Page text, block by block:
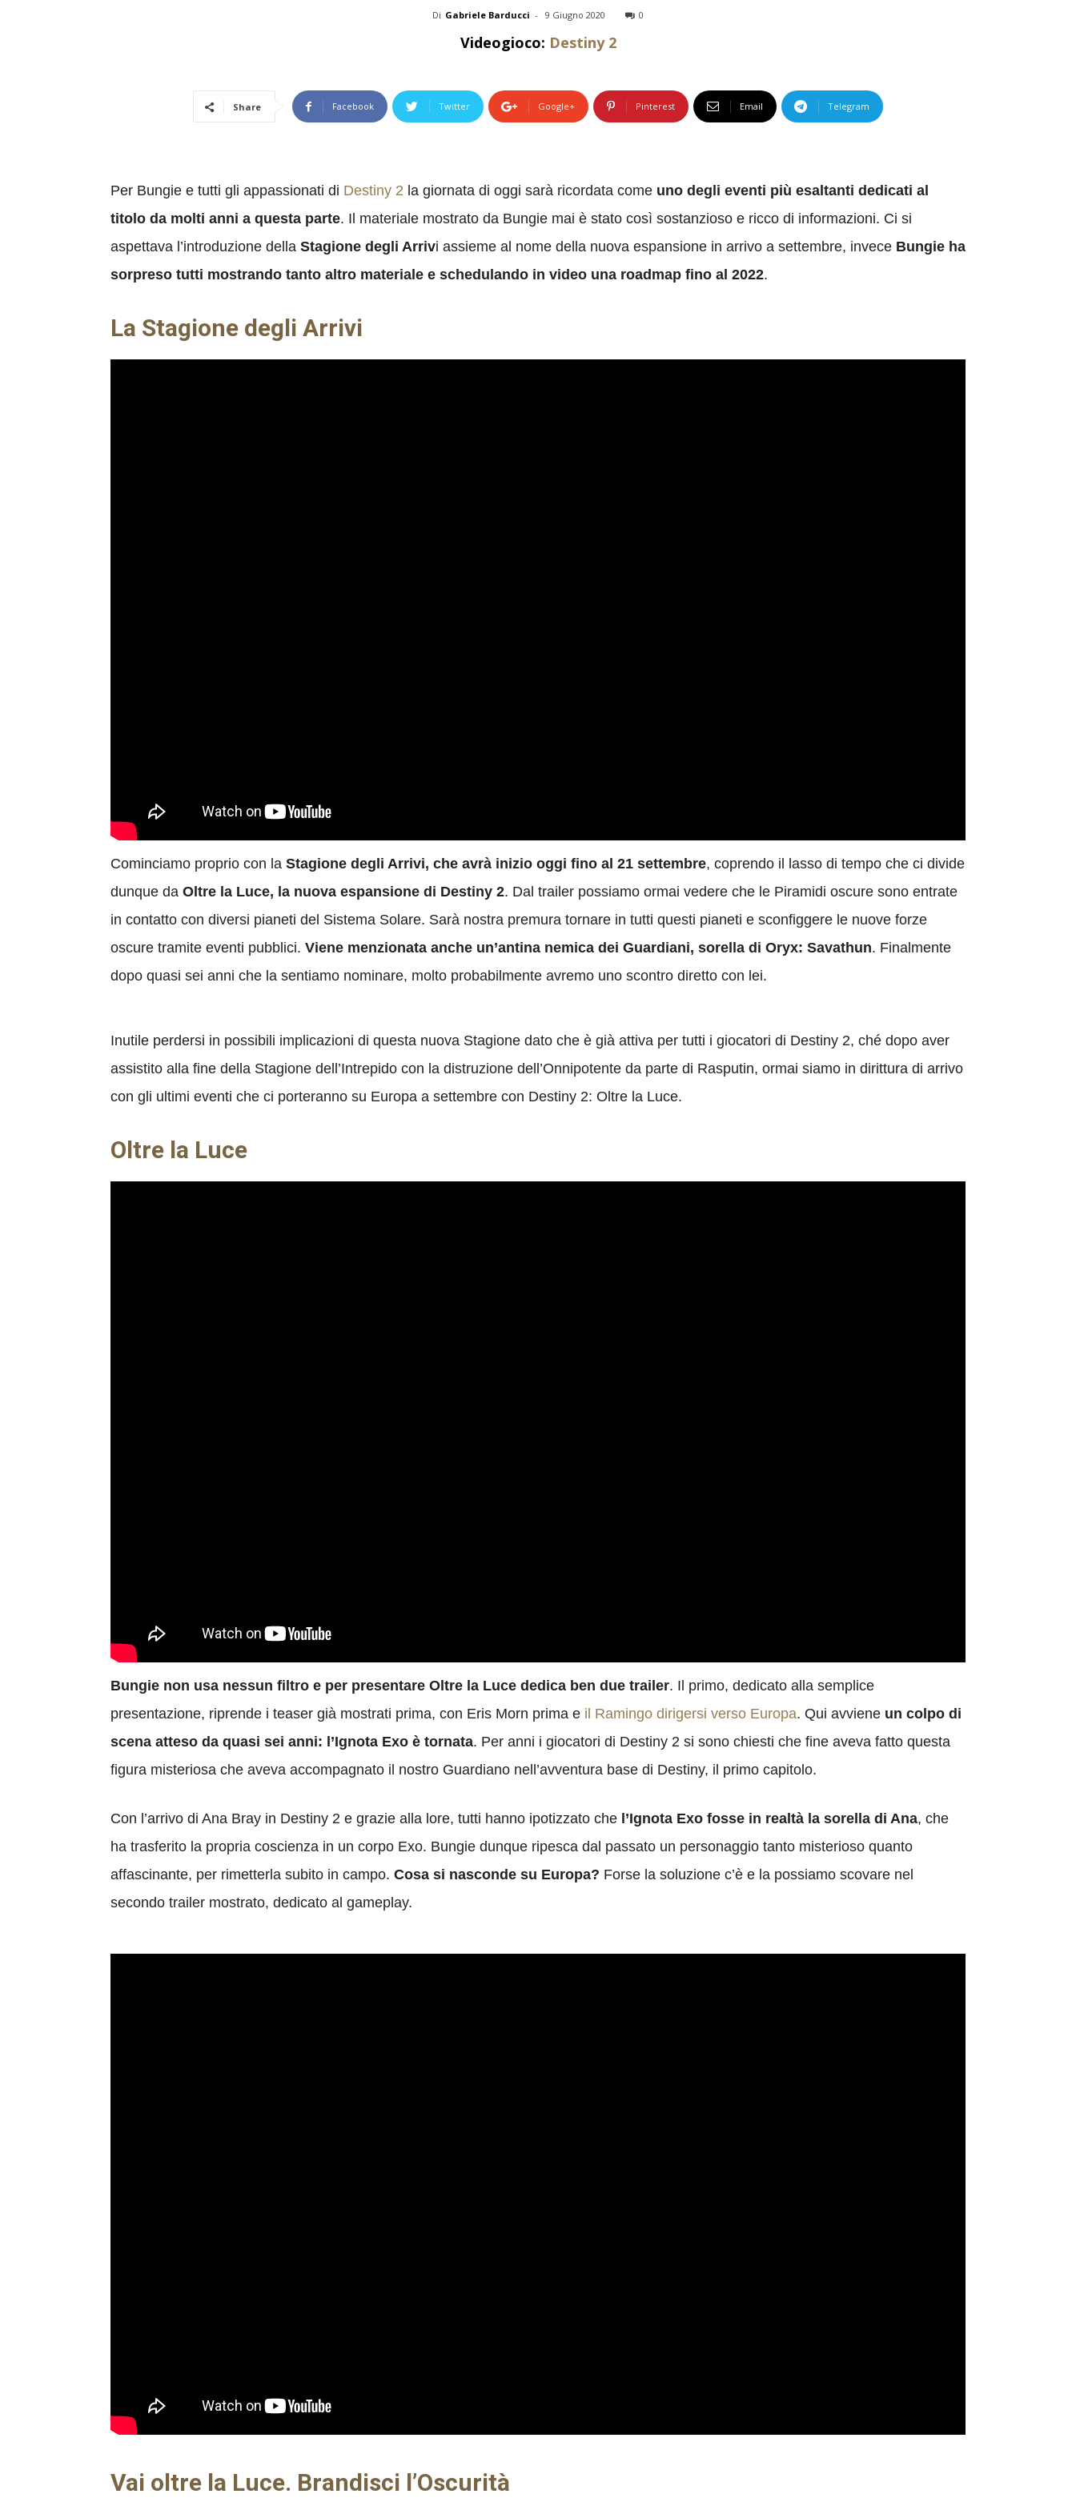
Di Gabriele Barducci - 9 Giugno 2020 0
Videogioco: Destiny 2
Share Facebook Twitter Google+ Pinterest Email Telegram
Per Bungie e tutti gli appassionati di Destiny 2 la giornata di oggi sarà ricordata come uno degli eventi più esaltanti dedicati al
titolo da molti anni a questa parte. Il materiale mostrato da Bungie mai è stato così sostanzioso e ricco di informazioni. Ci si
aspettava l’introduzione della Stagione degli Arrivi assieme al nome della nuova espansione in arrivo a settembre, invece Bungie ha
sorpreso tutti mostrando tanto altro materiale e schedulando in video una roadmap fino al 2022.
La Stagione degli Arrivi
Cominciamo proprio con la Stagione degli Arrivi, che avrà inizio oggi fino al 21 settembre, coprendo il lasso di tempo che ci divide
dunque da Oltre la Luce, la nuova espansione di Destiny 2. Dal trailer possiamo ormai vedere che le Piramidi oscure sono entrate
in contatto con diversi pianeti del Sistema Solare. Sarà nostra premura tornare in tutti questi pianeti e sconfiggere le nuove forze
oscure tramite eventi pubblici. Viene menzionata anche un’antina nemica dei Guardiani, sorella di Oryx: Savathun. Finalmente
dopo quasi sei anni che la sentiamo nominare, molto probabilmente avremo uno scontro diretto con lei.
Inutile perdersi in possibili implicazioni di questa nuova Stagione dato che è già attiva per tutti i giocatori di Destiny 2, ché dopo aver
assistito alla fine della Stagione dell’Intrepido con la distruzione dell’Onnipotente da parte di Rasputin, ormai siamo in dirittura di arrivo
con gli ultimi eventi che ci porteranno su Europa a settembre con Destiny 2: Oltre la Luce.
Oltre la Luce
Bungie non usa nessun filtro e per presentare Oltre la Luce dedica ben due trailer. Il primo, dedicato alla semplice
presentazione, riprende i teaser già mostrati prima, con Eris Morn prima e il Ramingo dirigersi verso Europa. Qui avviene un colpo di
scena atteso da quasi sei anni: l’Ignota Exo è tornata. Per anni i giocatori di Destiny 2 si sono chiesti che fine aveva fatto questa
figura misteriosa che aveva accompagnato il nostro Guardiano nell’avventura base di Destiny, il primo capitolo.
Con l’arrivo di Ana Bray in Destiny 2 e grazie alla lore, tutti hanno ipotizzato che l’Ignota Exo fosse in realtà la sorella di Ana, che
ha trasferito la propria coscienza in un corpo Exo. Bungie dunque ripesca dal passato un personaggio tanto misterioso quanto
affascinante, per rimetterla subito in campo. Cosa si nasconde su Europa? Forse la soluzione c’è e la possiamo scovare nel
secondo trailer mostrato, dedicato al gameplay.
Vai oltre la Luce. Brandisci l’Oscurità